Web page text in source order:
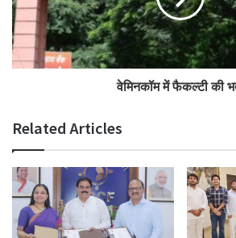
वेमिनकॉम में फैकल्टी की
Related Articles